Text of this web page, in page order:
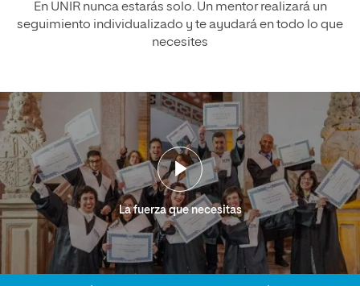
En UNIR nunca estarás solo. Un mentor realizará un
seguimiento individualizado y te ayudará en todo lo que
necesites
La fuerza que necesitas